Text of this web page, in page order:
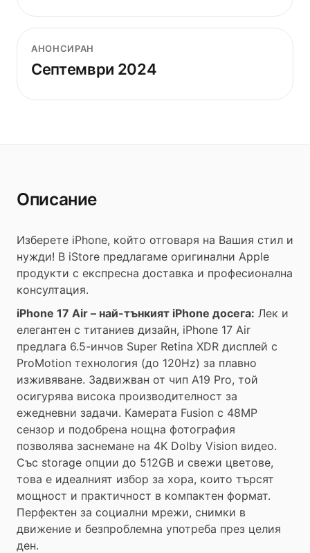
АНОНСИРАН
Септември 2024
Описание
Изберете iPhone, който отговаря на Вашия стил и
нужди! В iStore предлагаме оригинални Apple
продукти с експресна доставка и професионална
консултация.
iPhone 17 Air – най-тънкият iPhone досега: Лек и
елегантен с титаниев дизайн, iPhone 17 Air
предлага 6.5-инчов Super Retina XDR дисплей с
ProMotion технология (до 120Hz) за плавно
изживяване. Задвижван от чип A19 Pro, той
осигурява висока производителност за
ежедневни задачи. Камерата Fusion с 48MP
сензор и подобрена нощна фотография
позволява заснемане на 4K Dolby Vision видео.
Със storage опции до 512GB и свежи цветове,
това е идеалният избор за хора, които търсят
мощност и практичност в компактен формат.
Перфектен за социални мрежи, снимки в
движение и безпроблемна употреба през целия
ден.